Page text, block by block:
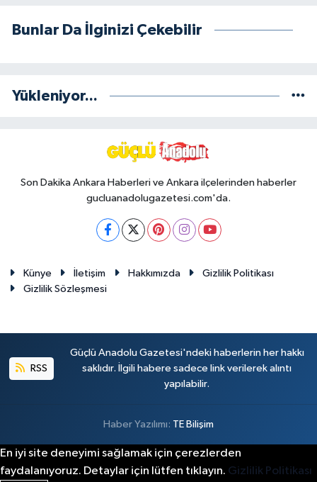
Bunlar Da İlginizi Çekebilir
Yükleniyor...
Son Dakika Ankara Haberleri ve Ankara ilçelerinden haberler
gucluanadolugazetesi.com'da.
Künye İletişim Hakkımızda
Gizlilik Politikası
Gizlilik Sözleşmesi
RSS
Güçlü Anadolu Gazetesi'ndeki haberlerin her hakkı
saklıdır. İlgili habere sadece link verilerek alıntı
yapılabilir.
Haber Yazılımı: TE Bilişim
En iyi site deneyimi sağlamak için çerezlerden
faydalanıyoruz. Detaylar için lütfen tıklayın. Gizlilik Politikası